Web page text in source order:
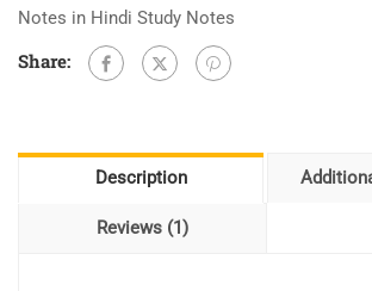
Notes in Hindi Study Notes
Share:
Description
Reviews (1)